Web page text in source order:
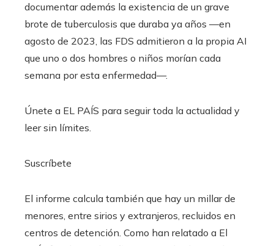
documentar además la existencia de un grave
brote de tuberculosis que duraba ya años —en
agosto de 2023, las FDS admitieron a la propia AI
que uno o dos hombres o niños morían cada
semana por esta enfermedad—.
Únete a EL PAÍS para seguir toda la actualidad y
leer sin límites.
Suscríbete
El informe calcula también que hay un millar de
menores, entre sirios y extranjeros, recluidos en
centros de detención. Como han relatado a El